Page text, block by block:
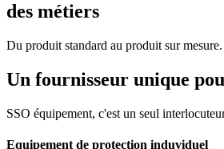
des métiers
Du produit standard au produit sur
Un fournisseur unique
SSO équipement, c'est un seul
Equipement de protection induviduel